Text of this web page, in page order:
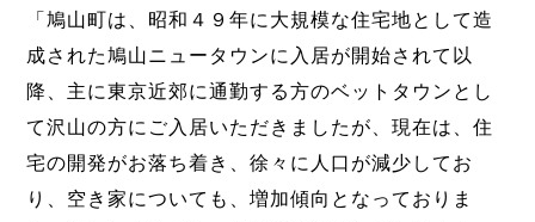
「鳩山町は、昭和４９年に大規模な住宅地として造
成された鳩山ニュータウンに入居が開始されて以
降、主に東京近郊に通勤する方のベットタウンとし
て沢山の方にご入居いただきましたが、現在は、住
宅の開発がお落ち着き、徐々に人口が減少してお
り、空き家についても、増加傾向となっておりま